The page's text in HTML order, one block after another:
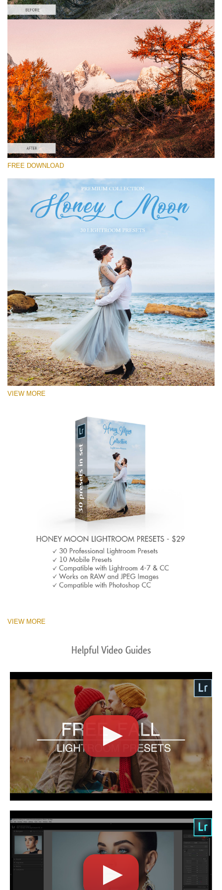
Lütfen seçin
(30 Lr Presets)
Wedding Collection
(400 Lr Presets)
Must-Have Collection
(1432 Lr Presets)
Ücretsiz indirin
FREE DOWNLOAD
VIEW MORE
VIEW MORE
Helpful Video Guides